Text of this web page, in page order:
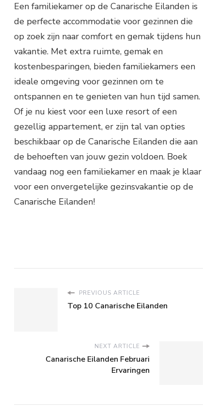
Een familiekamer op de Canarische Eilanden is
de perfecte accommodatie voor gezinnen die
op zoek zijn naar comfort en gemak tijdens hun
vakantie. Met extra ruimte, gemak en
kostenbesparingen, bieden familiekamers een
ideale omgeving voor gezinnen om te
ontspannen en te genieten van hun tijd samen.
Of je nu kiest voor een luxe resort of een
gezellig appartement, er zijn tal van opties
beschikbaar op de Canarische Eilanden die aan
de behoeften van jouw gezin voldoen. Boek
vandaag nog een familiekamer en maak je klaar
voor een onvergetelijke gezinsvakantie op de
Canarische Eilanden!
PREVIOUS ARTICLE
Top 10 Canarische Eilanden
NEXT ARTICLE
Canarische Eilanden Februari
Ervaringen